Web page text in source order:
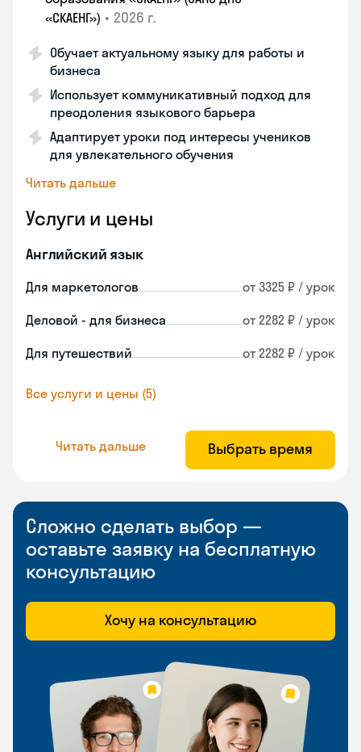
«СКАЕНГ») • 2026 г.
Обучает актуальному языку для работы и
бизнеса
Использует коммуникативный подход для
преодоления языкового барьера
Адаптирует уроки под интересы учеников
для увлекательного обучения
Читать дальше
Услуги и цены
Английский язык
Для маркетологов от 3325 ₽ / урок
Деловой - для бизнеса от 2282 ₽ / урок
Для путешествий от 2282 ₽ / урок
Все услуги и цены (5)
Читать дальше Выбрать время
Сложно сделать выбор —
оставьте заявку на бесплатную
консультацию
Хочу на консультацию